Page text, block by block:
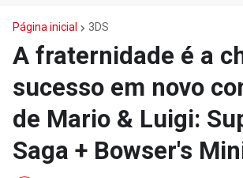
Página inicial 3DS
A fraternidade é a
sucesso em novo
de Mario & Luigi:
Saga + Bowser's